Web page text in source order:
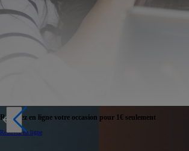
Réservez en ligne votre occasion pour 1€ seulement
Réservez en ligne